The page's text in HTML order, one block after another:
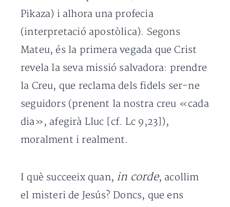
Pikaza) i alhora una profecia
(interpretació apostòlica). Segons
Mateu, és la primera vegada que Crist
revela la seva missió salvadora: prendre
la Creu, que reclama dels fidels ser-ne
seguidors (prenent la nostra creu «cada
dia», afegirà Lluc [cf. Lc 9,23]),
moralment i realment.
I què succeeix quan, in corde, acollim
el misteri de Jesús? Doncs, que ens